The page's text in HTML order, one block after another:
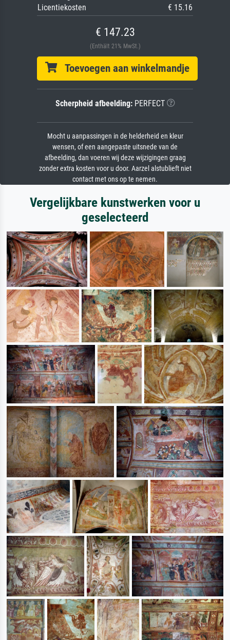
Licentiekosten
€ 15.16
€ 147.23
(Enthält 21% MwSt.)
Toevoegen aan winkelmandje
Scherpheid afbeelding:PERFECT
Mocht u aanpassingen in de helderheid en kleur
wensen, of een aangepaste uitsnede van de
afbeelding, dan voeren wij deze wijzigingen graag
zonder extra kosten voor u door. Aarzel alstublieft niet
contact met ons op te nemen.
Vergelijkbare kunstwerken voor u
geselecteerd